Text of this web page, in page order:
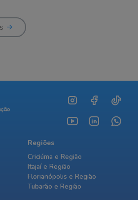
Regiões
Criciúma e Região
Itajaí e Região
Florianópolis e Região
Tubarão e Região